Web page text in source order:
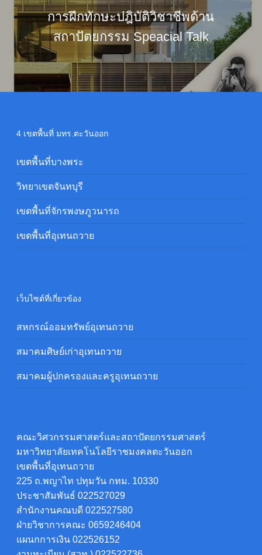
การฝึกทักษะปฎิบัติวิชาชีพด้าน
สถาปัตยกรรม Speacial Talk
4 เขตพื้นที่ มทร.ตะวันออก
เขตพื้นที่บางพระ
วิทยาเขตจันทบุรี
เขตพื้นที่จักรพงษภูวนารถ
เขตพื้นที่อุเทนถวาย
เว็บไซต์ที่เกี่ยวข้อง
สหกรณ์ออมทรัพย์อุเทนถวาย
สมาคมศิษย์เก่าอุเทนถวาย
สมาคมผู้ปกครองและครูอุเทนถวาย
คณะวิศวกรรมศาสตร์และสถาปัตยกรรมศาสตร์
มหาวิทยาลัยเทคโนโลยีราชมงคลตะวันออก
เขตพื้นที่อุเทนถวาย
225 ถ.พญาไท ปทุมวัน กทม. 10330
ประชาสัมพันธ์ 022527029
สำนักงานคณบดี 022527580
ฝ่ายวิชาการคณะ 0659246404
แผนกการเงิน 022526152